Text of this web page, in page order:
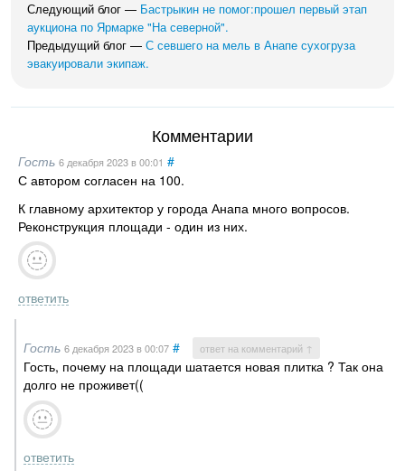
Следующий блог — Бастрыкин не помог:прошел первый этап
аукциона по Ярмарке "На северной".
Предыдущий блог — С севшего на мель в Анапе сухогруза
эвакуировали экипаж.
Комментарии
Гость 6 декабря 2023в 00:01 #
С автором согласен на 100.
К главному архитектор у города Анапа много вопросов.
Реконструкция площади - один из них.
ответить
Гость 6 декабря 2023в 00:07 # ответ на комментарий ↑
Гость, почему на площади шатается новая плитка ? Так она
долго не проживет((
ответить